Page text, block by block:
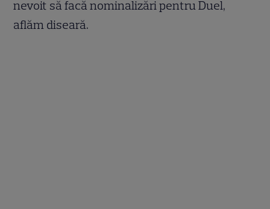
nevoit să facă nominalizări pentru Duel,
aflăm diseară.